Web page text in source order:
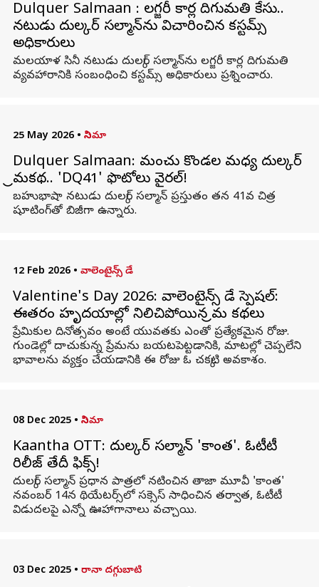
Dulquer Salmaan : లగ్జరీ కార్ల దిగుమతి కేసు..
నటుడు దుల్కర్ సల్మాన్‌ను విచారించిన కస్టమ్స్
అధికారులు
మలయాళ సినీ నటుడు దుల్కర్ సల్మాన్‌ను లగ్జరీ కార్ల దిగుమతి
వ్యవహారానికి సంబంధించి కస్టమ్స్ అధికారులు ప్రశ్నించారు.
25 May 2026 • సినిమా
Dulquer Salmaan: మంచు కొండల మధ్య దుల్కర్
ప్రేమకథ.. 'DQ41' ఫొటోలు వైరల్!
బహుభాషా నటుడు దుల్కర్ సల్మాన్ ప్రస్తుతం తన 41వ చిత్ర
షూటింగ్‌తో బిజీగా ఉన్నారు.
12 Feb 2026 • వాలెంటైన్స్ డే
Valentine's Day 2026: వాలెంటైన్స్ డే స్పెషల్:
ఈతరం హృదయాల్లో నిలిచిపోయిన ప్రేమ కథలు
ప్రేమికుల దినోత్సవం అంటే యువతకు ఎంతో ప్రత్యేకమైన రోజు.
గుండెల్లో దాచుకున్న ప్రేమను బయటపెట్టడానికి, మాటల్లో చెప్పలేని
భావాలను వ్యక్తం చేయడానికి ఈ రోజు ఓ చక్కటి అవకాశం.
08 Dec 2025 • సినిమా
Kaantha OTT: దుల్కర్‌ సల్మాన్ 'కాంత'. ఓటీటీ
రిలీజ్ తేదీ ఫిక్స్!
దుల్కర్‌ సల్మాన్‌ ప్రధాన పాత్రలో నటించిన తాజా మూవీ 'కాంత'
నవంబర్ 14న థియేటర్స్‌లో సక్సెస్‌ సాధించిన తర్వాత, ఓటీటీ
విడుదలపై ఎన్నో ఊహాగానాలు వచ్చాయి.
03 Dec 2025 • రానా దగ్గుబాటి